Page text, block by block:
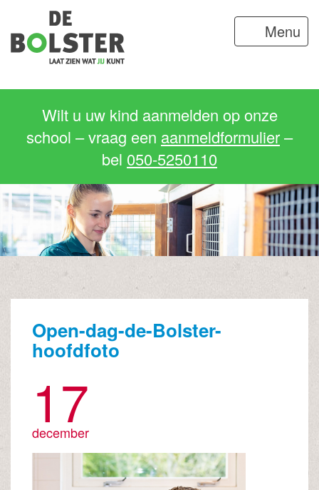
Menu
Wilt u uw kind aanmelden op onze
school – vraag een aanmeldformulier–
bel 050-5250110
Open-dag-de-Bolster-
hoofdfoto
17
december